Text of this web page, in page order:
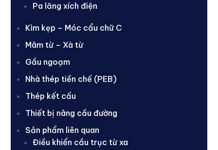
Pa lăng xích điện
Kìm kẹp – Móc cẩu chữ C
Mâm từ – Xà từ
Gầu ngoạm
Nhà thép tiền chế (PEB)
Thép kết cấu
Thiết bị nâng cầu đường
Sản phẩm liên quan
Điều khiển cầu trục từ xa